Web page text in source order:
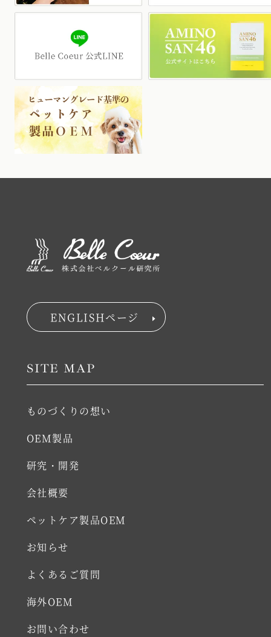
ENGLISHページ
SITE MAP
ものづくりの想い
OEM製品
研究・開発
会社概要
ペットケア製品OEM
お知らせ
よくあるご質問
海外OEM
お問い合わせ